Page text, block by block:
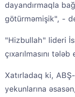
dayandırmaqla
götürməmişik", -
"Hizbullah" lideri
çıxarılmasını tələb
Xatırladaq ki,
yekunlarına